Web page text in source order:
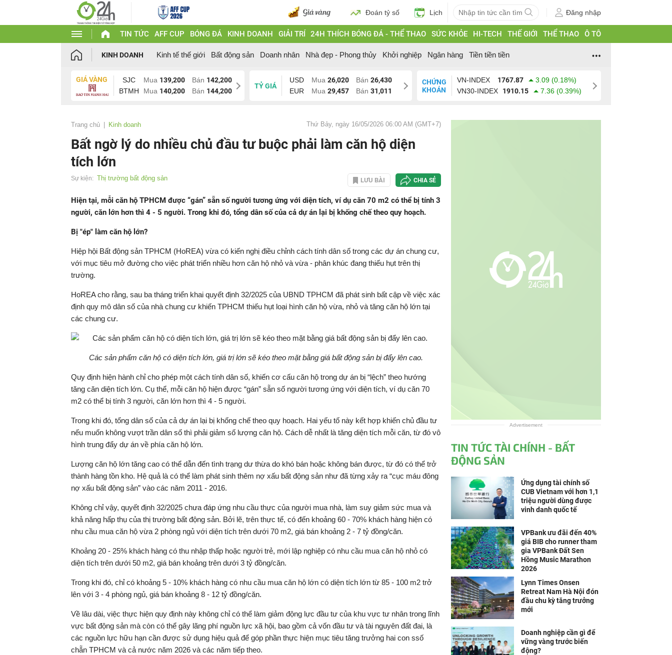
Đoán tỷ số Lịch Đăng nhập
TIN TỨC AFF CUP BÓNG ĐÁ KINH DOANH GIẢI TRÍ 24H THÍCH BÓNG ĐÁ - THỂ THAO SỨC KHỎE HI-TECH THẾ GIỚI THỂ THAO Ô TÔ
KINH DOANH Kinh tế thế giới Bất động sản Doanh nhân Nhà đẹp - Phong thủy Khởi nghiệp Ngân hàng Tiền tiền tiền
GIÁ VÀNG SJC Mua 139,200 Bán 142,200
BTMH
Mua 140,200 Bán 144,200
TỶ GIÁ
USD Mua 26,020 Bán 26,430
EUR
Mua 29,457 Bán 31,011
CHỨNG
KHOÁN
VN-INDEX 1767.87
3.09 (0.18%)
VN30-INDEX
1910.15 7.36 (0.39%)
Trang chủ Kinh doanh Thứ Bảy, ngày 16/05/2026 06:00 AM (GMT+7)
Bất ngờ lý do nhiều chủ đầu tư buộc phải làm căn hộ diện
tích lớn
Sự kiện: Thị trường bất động sản LƯU BÀI CHIA SẺ
Hiện tại, mỗi căn hộ TPHCM được “gán” sẵn số người tương ứng với diện tích, ví dụ căn 70 m2 có thể bị tính 3
người, căn lớn hơn thì 4 - 5 người. Trong khi đó, tổng dân số của cả dự án lại bị khống chế theo quy hoạch.
Bị "ép" làm căn hộ lớn?
Hiệp hội Bất động sản TPHCM (HoREA) vừa có kiến nghị điều chỉnh cách tính dân số trong các dự án chung cư,
với mục tiêu mở đường cho việc phát triển nhiều hơn căn hộ nhỏ và vừa - phân khúc đang thiếu hụt trên thị
trường.
HoREA cho rằng, sau ba tháng triển khai quyết định 32/2025 của UBND TPHCM đã phát sinh bất cập về việc xác
định quy mô dân số của nhà chung cư khiến TPHCM thiếu hụt loại hình căn hộ vừa, nhỏ và tăng căn hộ lớn tại
các chung cư.
Các sản phẩm căn hộ có diện tích lớn, giá trị lớn sẽ kéo theo mặt bằng giá bất động sản bị đẩy lên cao.
Quy định hiện hành chỉ cho phép một cách tính dân số, khiến cơ cấu căn hộ trong dự án bị “lệch” theo hướng
tăng căn diện tích lớn. Cụ thể, mỗi căn hộ hiện được “gán” sẵn số người tương ứng với diện tích, ví dụ căn 70
m2 có thể bị tính 3 người, căn lớn hơn thì 4 - 5 người.
Trong khi đó, tổng dân số của cả dự án lại bị khống chế theo quy hoạch. Hai yếu tố này kết hợp khiến chủ đầu tư
nếu muốn không vượt trần dân số thì phải giảm số lượng căn hộ. Cách dễ nhất là tăng diện tích mỗi căn, từ đó vô
hình trung đẩy dự án về phía căn hộ lớn.
Lượng căn hộ lớn tăng cao có thể dẫn đến tình trạng dư thừa do khó bán hoặc không bán được, từ đó có thể trở
thành hàng tồn kho. Hệ quả là có thể làm phát sinh thêm nợ xấu bất động sản như đã từng xảy ra “cục máu đông
nợ xấu bất động sản” vào các năm 2011 - 2016.
Không chỉ vậy, quyết định 32/2025 chưa đáp ứng nhu cầu thực của người mua nhà, làm suy giảm sức mua và
khả năng hấp thụ của thị trường bất động sản. Bởi lẽ, trên thực tế, có đến khoảng 60 - 70% khách hàng hiện có
nhu cầu mua căn hộ vừa 2 phòng ngủ với diện tích trên dưới 70 m2, giá bán khoảng 2 - 7 tỷ đồng/căn.
Khoảng 20 - 25% khách hàng có thu nhập thấp hoặc người trẻ, mới lập nghiệp có nhu cầu mua căn hộ nhỏ có
diện tích trên dưới 50 m2, giá bán khoảng trên dưới 3 tỷ đồng/căn.
Trong khi đó, chỉ có khoảng 5 - 10% khách hàng có nhu cầu mua căn hộ lớn có diện tích lớn từ 85 - 100 m2 trở
lên với 3 - 4 phòng ngủ, giá bán khoảng 8 - 12 tỷ đồng/căn.
Về lâu dài, việc thực hiện quy định này không chỉ có thể làm giảm động lực đầu tư của khu vực tư nhân trong lĩnh
vực bất động sản mà còn có thể gây lãng phí nguồn lực xã hội, bao gồm cả vốn đầu tư và tài nguyên đất đai, là
các nguồn lực hữu hạn cần được sử dụng hiệu quả để góp phần thực hiện mục tiêu tăng trưởng hai con ssố
chẵn TPHCM và cả nước năm 2026 và các năm tiếp theo.
Advertisement
TIN TỨC TÀI CHÍNH - BẤT
ĐỘNG SẢN
Ứng dụng tài chính số
CUB Vietnam với hơn 1,1
triệu người dùng được
vinh danh quốc tế
VPBank ưu đãi đến 40%
giá BIB cho runner tham
gia VPBank Đất Sen
Hồng Music Marathon
2026
Lynn Times Onsen
Retreat Nam Hà Nội đón
đầu chu kỳ tăng trưởng
mới
Doanh nghiệp cần gì để
vững vàng trước biến
động?